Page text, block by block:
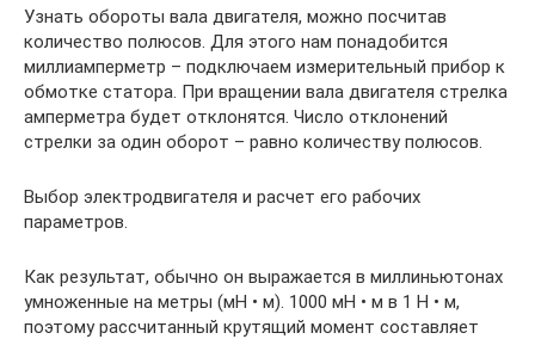
Узнать обороты вала двигателя, можно посчитав
количество полюсов. Для этого нам понадобится
миллиамперметр – подключаем измерительный прибор к
обмотке статора. При вращении вала двигателя стрелка
амперметра будет отклонятся. Число отклонений
стрелки за один оборот – равно количеству полюсов.
Выбор электродвигателя и расчет его рабочих
параметров.
Как результат, обычно он выражается в миллиньютонах
умноженные на метры (мН • м). 1000 мН • м в 1 Н • м,
поэтому рассчитанный крутящий момент составляет